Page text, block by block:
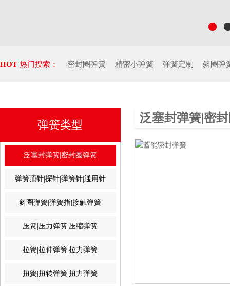
HOT 热门搜索： 密封圈弹簧 精密小弹簧 弹簧定制 斜圈弹
弹簧类型
泛塞封弹簧|密封圈弹簧
弹簧顶针|探针|弹簧针|通用针
斜圈弹簧|弹簧指|接触弹簧
压簧|压力弹簧|压缩弹簧
拉簧|拉伸弹簧|拉力弹簧
扭簧|扭转弹簧|扭力弹簧
泛塞封弹簧|密